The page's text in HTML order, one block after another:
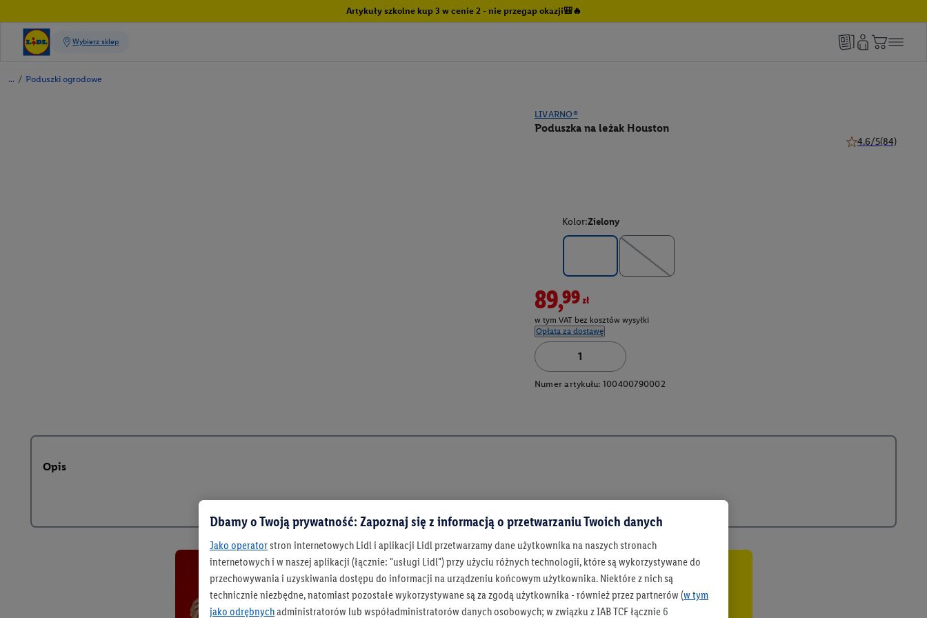
Artykuły szkolne kup 3 w cenie 2 - nie przegap okazji🎒🔥
/ Poduszki ogrodowe
LIVARNO®
Poduszka na leżak Houston
4.6/5(84)
Kolor:Zielony
89,99zł
w tym VAT bez kosztów wysyłki
Opłata za dostawę
Numer artykułu: 100400790002
Opis
Bądź na bieżąco
Otrzymuj newsletter Lidla
Dbamy o Twoją prywatność: Zapoznaj się z informacją o przetwarzaniu Twoich danych
Jako operatorstron internetowych Lidl i aplikacji Lidl przetwarzamy dane użytkownika na naszych stronach
internetowych i w naszej aplikacji (łącznie: "usługi Lidl") przy użyciu różnych technologii, które są wykorzystywane do
przechowywania i uzyskiwania dostępu do informacji na urządzeniu końcowym użytkownika. Niektóre z nich są
technicznie niezbędne, natomiast pozostałe wykorzystywane są za zgodą użytkownika - również przez partnerów (w tym
jako odrębnychadministratorów lub współadministratorów danych osobowych; w związku z IAB TCF łącznie 6